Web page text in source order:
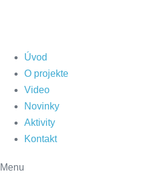
Úvod
O projekte
Video
Novinky
Aktivity
Kontakt
Menu